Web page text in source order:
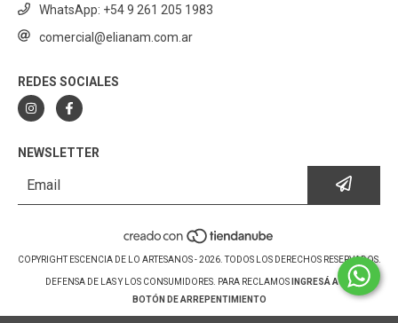
WhatsApp: +54 9 261 205 1983
comercial@elianam.com.ar
REDES SOCIALES
NEWSLETTER
COPYRIGHT ESCENCIA DE LO ARTESANOS - 2026. TODOS LOS DERECHOS RESERVADOS.
DEFENSA DE LAS Y LOS CONSUMIDORES. PARA RECLAMOS
INGRESÁ ACÁ.
BOTÓN DE ARREPENTIMIENTO